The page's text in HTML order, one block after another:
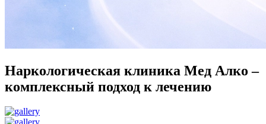
Наркологическая клиника Мед Алко –
комплексный подход к лечению